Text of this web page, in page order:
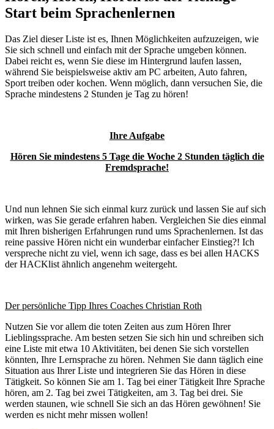
Start beim Sprachenlernen
Das Ziel dieser Liste ist es, Ihnen Möglichkeiten aufzuzeigen, wie
Sie sich schnell und einfach mit der Sprache umgeben können.
Dabei reicht es, wenn Sie diese im Hintergrund laufen lassen,
während Sie beispielsweise aktiv am PC arbeiten, Auto fahren,
Sport treiben oder kochen. Wenn möglich, dann versuchen Sie, die
Sprache mindestens 2 Stunden je Tag zu hören!
Ihre Aufgabe
Hören Sie mindestens 5 Tage die Woche 2 Stunden täglich die
Fremdsprache!
Und nun lehnen Sie sich einmal kurz zurück und lassen Sie auf sich
wirken, was Sie gerade erfahren haben. Vergleichen Sie dies einmal
mit Ihren bisherigen Erfahrungen rund ums Sprachenlernen. Ist das
reine passive Hören nicht ein wunderbar einfacher Einstieg?! Ich
verspreche nicht zu viel, wenn ich sage, dass es bei allen HACKS
der HACKlist ähnlich angenehm weitergeht.
Der persönliche Tipp Ihres Coaches Christian Roth
Nutzen Sie vor allem die toten Zeiten aus zum Hören Ihrer
Lieblingssprache. Am besten setzen Sie sich hin und schreiben sich
eine Liste mit etwa 10 Aktivitäten, bei denen Sie sich vorstellen
könnten, Ihre Lernsprache zu hören. Nehmen Sie dann täglich eine
Situation aus Ihrer Liste und integrieren Sie das Hören in diese
Tätigkeit. So können Sie am 1. Tag bei einer Tätigkeit Ihre Sprache
hören, am 2. Tag bei zwei Tätigkeiten, am 3. Tag bei drei. Sie
werden staunen, wie schnell Sie sich an das Hören gewöhnen! Sie
werden es nicht mehr missen wollen!